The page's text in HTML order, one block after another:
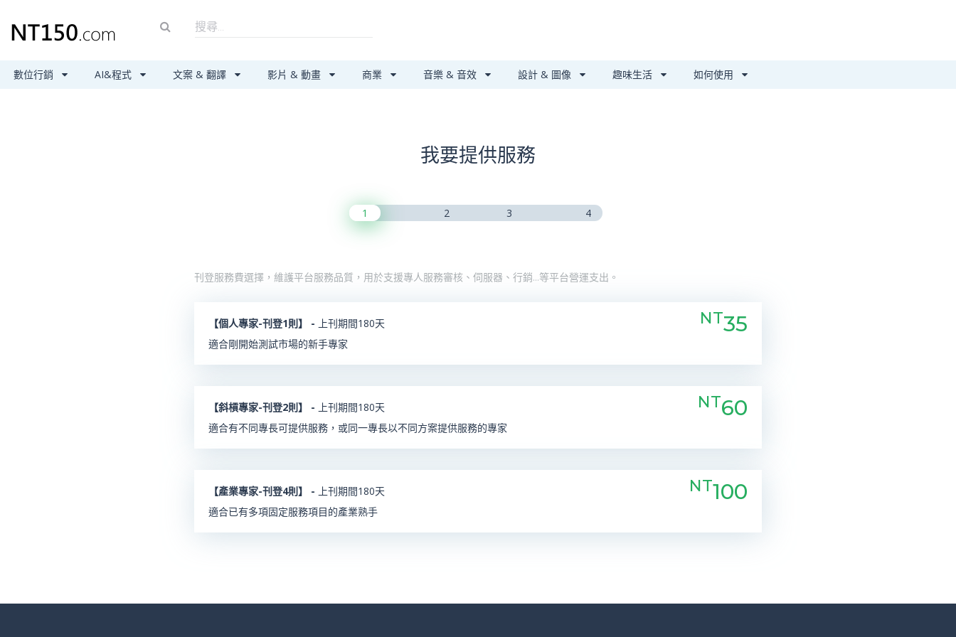
數位行銷 AI&程式 文案 & 翻譯 影片 & 動畫 商業 音樂 & 音效 設計 & 圖像 趣味生活 如何使用
我要提供服務
1 2 3 4
刊登服務費選擇，維護平台服務品質，用於支援專人服務審核、伺服器、行銷…等平台營運支出。
【個人專家-刊登1則】 - 上刊期間180天
適合剛開始測試市場的新手專家
NT35
【斜槓專家-刊登2則】 - 上刊期間180天
適合有不同專長可提供服務，或同一專長以不同方案提供服務的專家
NT60
【產業專家-刊登4則】 - 上刊期間180天
適合已有多項固定服務項目的產業熟手
NT100